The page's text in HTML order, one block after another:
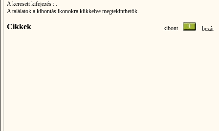
A keresett kifejezés : .
A találatok a kibontás ikonokra klikkelve megtekinthetők.
Cikkek kibont